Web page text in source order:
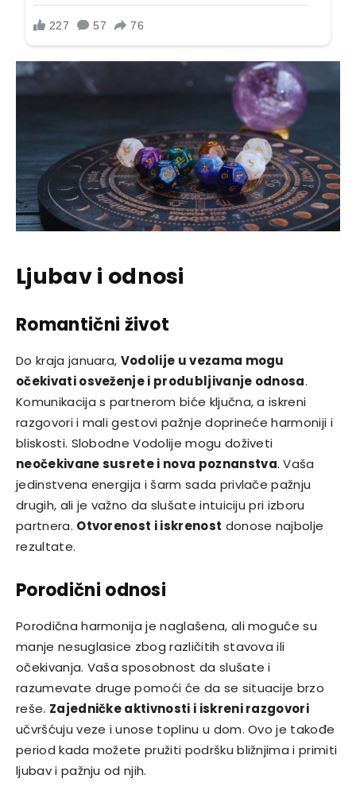
Ljubav i odnosi
Romantični život
Do kraja januara, Vodolije u vezama mogu
očekivati osveženje i produbljivanje odnosa.
Komunikacija s partnerom biće ključna, a iskreni
razgovori i mali gestovi pažnje doprineće harmoniji i
bliskosti. Slobodne Vodolije mogu doživeti
neočekivane susrete i nova poznanstva. Vaša
jedinstvena energija i šarm sada privlače pažnju
drugih, ali je važno da slušate intuiciju pri izboru
partnera. Otvorenost i iskrenost donose najbolje
rezultate.
Porodični odnosi
Porodična harmonija je naglašena, ali moguće su
manje nesuglasice zbog različitih stavova ili
očekivanja. Vaša sposobnost da slušate i
razumevate druge pomoći će da se situacije brzo
reše. Zajedničke aktivnosti i iskreni razgovori
učvršćuju veze i unose toplinu u dom. Ovo je takođe
period kada možete pružiti podršku bližnjima i primiti
ljubav i pažnju od njih.